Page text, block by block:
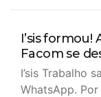
I’sis formou!
Facom se
I’sis Trabalho
WhatsApp.